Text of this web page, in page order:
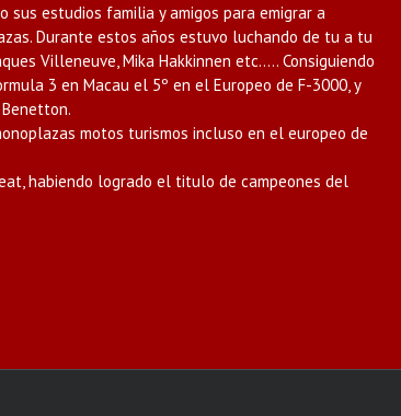
estudios familia y amigos para emigrar a
Durante estos años estuvo luchando de tu a tu
Villeneuve, Mika Hakkinnen etc….. Consiguiendo
3 en Macau el 5º en el Europeo de F-3000, y
motos turismos incluso en el europeo de
habiendo logrado el titulo de campeones del